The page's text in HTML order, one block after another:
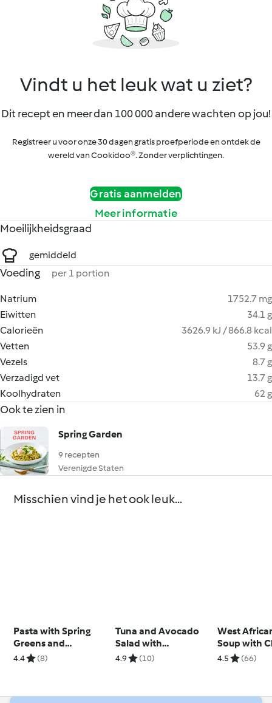
Vindt u het leuk wat u ziet?
Dit recept en meer dan 100 000 andere wachten op jou!
Registreer u voor onze 30 dagen gratis proefperiode en ontdek de
wereld van Cookidoo®. Zonder verplichtingen.
Gratis aanmelden
Meer informatie
Moeilijkheidsgraad
gemiddeld
Voeding per 1 portion
Natrium
1752.7 mg
Eiwitten
34.1 g
Calorieën
3626.9 kJ / 866.8 kcal
Vetten
53.9 g
Vezels
8.7 g
Verzadigd vet
13.7 g
Koolhydraten
62 g
Ook te zien in
Spring Garden
9 recepten
Verenigde Staten
Misschien vind je het ook leuk...
Pasta with Spring
Greens and
Parmesan Bread
4.4 (8)
Tuna and Avocado
Salad with
Fermented Onions
4.9 (10)
West
Soup with
4.5 (66)